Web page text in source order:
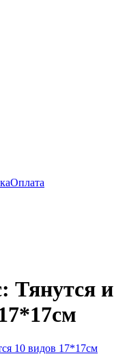
Оплата
Тянутся и